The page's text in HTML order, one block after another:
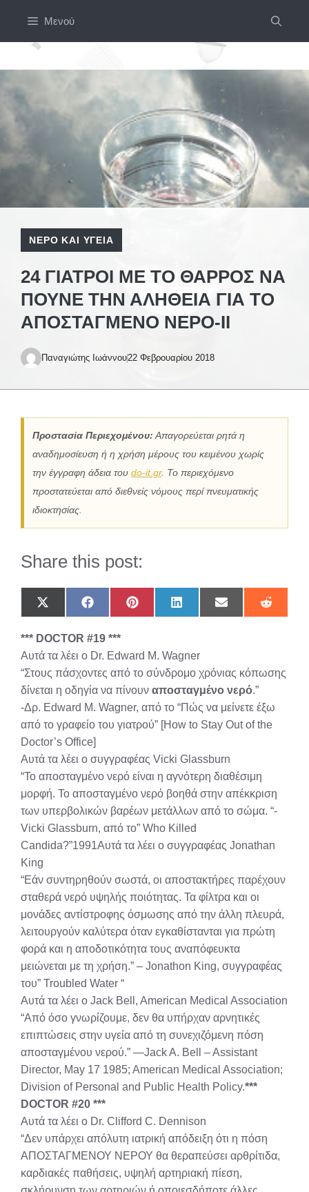
περιεχόμενο
Μενού
ΝΕΡΌ ΚΑΙ ΥΓΕΊΑ
24 ΓΙΑΤΡΟΊ ΜΕ ΤΟ ΘΆΡΡΟΣ ΝΑ
ΠΟΎΝΕ ΤΗΝ ΑΛΉΘΕΙΑ ΓΙΑ ΤΟ
ΑΠΟΣΤΑΓΜΈΝΟ ΝΕΡΌ-II
Παναγιώτης Ιωάννου22 Φεβρουαρίου 2018
Προστασία Περιεχομένου: Απαγορεύεται ρητά η
αναδημοσίευση ή η χρήση μέρους του κειμένου χωρίς
την έγγραφη άδεια του do-it.gr. Το περιεχόμενο
προστατεύεται από διεθνείς νόμους περί πνευματικής
ιδιοκτησίας.
Share this post:
Share
on
(Twitter)
Share
on
Share
on
Share
on
Share
on
Share
on
*** DOCTOR #19 ***
Αυτά τα λέει ο Dr. Edward M. Wagner
“Στους πάσχοντες από το σύνδρομο χρόνιας κόπωσης
δίνεται η οδηγία να πίνουν αποσταγμένο νερό.”
-Δρ. Edward M. Wagner, από το “Πώς να μείνετε έξω
από το γραφείο του γιατρού” [How to Stay Out of the
Doctor’s Office]
Αυτά τα λέει ο συγγραφέας Vicki Glassburn
“Το αποσταγμένο νερό είναι η αγνότερη διαθέσιμη
μορφή. Το αποσταγμένο νερό βοηθά στην απέκκριση
των υπερβολικών βαρέων μετάλλων από το σώμα. “-
Vicki Glassburn, από το” Who Killed
Candida?”1991Αυτά τα λέει ο συγγραφέας Jonathan
King
“Εάν συντηρηθούν σωστά, οι αποστακτήρες παρέχουν
σταθερά νερό υψηλής ποιότητας. Τα φίλτρα και οι
μονάδες αντίστροφης όσμωσης από την άλλη πλευρά,
λειτουργούν καλύτερα όταν εγκαθίστανται για πρώτη
φορά και η αποδοτικότητα τους αναπόφευκτα
μειώνεται με τη χρήση.” – Jonathon King, συγγραφέας
του” Troubled Water “
Αυτά τα λέει ο Jack Bell, American Medical Association
“Από όσο γνωρίζουμε, δεν θα υπήρχαν αρνητικές
επιπτώσεις στην υγεία από τη συνεχιζόμενη πόση
αποσταγμένου νερού.” —Jack A. Bell – Assistant
Director, May 17 1985; American Medical Association;
Division of Personal and Public Health Policy.***
DOCTOR #20 ***
Αυτά τα λέει ο Dr. Clifford C. Dennison
“Δεν υπάρχει απόλυτη ιατρική απόδειξη ότι η πόση
ΑΠΟΣΤΑΓΜΕΝΟΥ ΝΕΡΟΥ θα θεραπεύσει αρθρίτιδα,
καρδιακές παθήσεις, υψηλή αρτηριακή πίεση,